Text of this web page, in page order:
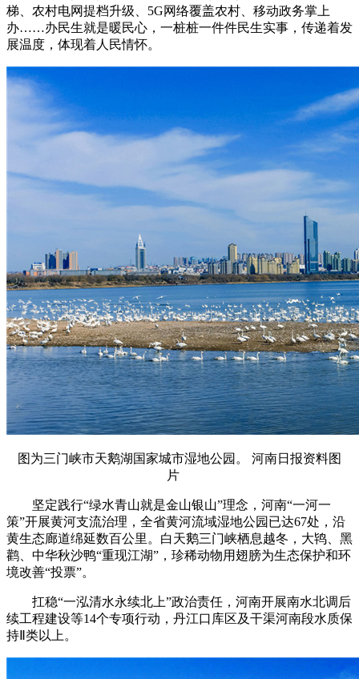
梯、农村电网提档升级、5G网络覆盖农村、移动政务掌上
办……办民生就是暖民心，一桩桩一件件民生实事，传递着发
展温度，体现着人民情怀。
图为三门峡市天鹅湖国家城市湿地公园。 河南日报资料图
片
坚定践行“绿水青山就是金山银山”理念，河南“一河一
策”开展黄河支流治理，全省黄河流域湿地公园已达67处，沿
黄生态廊道绵延数百公里。白天鹅三门峡栖息越冬，大鸨、黑
鹳、中华秋沙鸭“重现江湖”，珍稀动物用翅膀为生态保护和环
境改善“投票”。
扛稳“一泓清水永续北上”政治责任，河南开展南水北调后
续工程建设等14个专项行动，丹江口库区及干渠河南段水质保
持Ⅱ类以上。